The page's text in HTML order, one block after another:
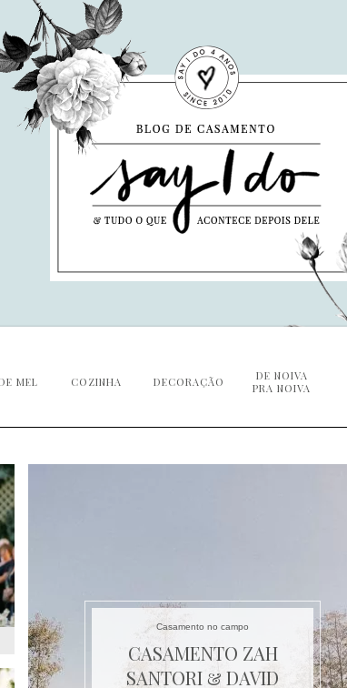
MEL COZINHA DECORAÇÃO
DE NOIVA
PRA NOIVA
Casamento no campo
CASAMENTO ZAH
SANTORI & DAVID